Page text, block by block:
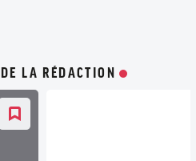
LA RÉDACTION